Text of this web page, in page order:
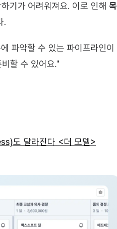
기가 어려워져요. 이로 인해 목
.
파악할 수 있는 파이프라인이
할 수 있어요."
도 달라진다 <더 모델>